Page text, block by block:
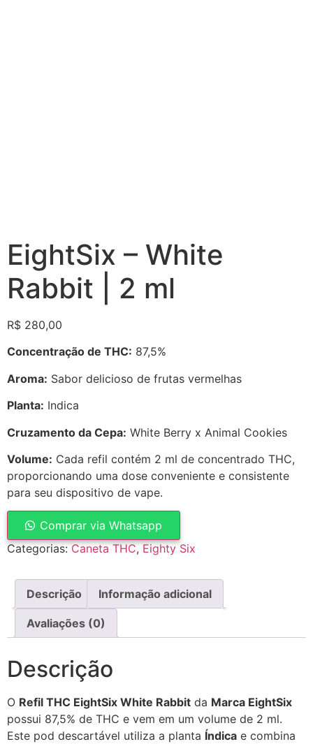
EightSix – White
Rabbit | 2 ml
R$ 280,00
Concentração de THC: 87,5%
Aroma: Sabor delicioso de frutas vermelhas
Planta: Indica
Cruzamento da Cepa: White Berry x Animal Cookies
Volume: Cada refil contém 2 ml de concentrado THC,
proporcionando uma dose conveniente e consistente
para seu dispositivo de vape.
Comprar via Whatsapp
Categorias: Caneta THC, Eighty Six
Descrição Informação adicional
Avaliações (0)
Descrição
O Refil THC EightSix White Rabbit da Marca EightSix
possui 87,5% de THC e vem em um volume de 2 ml.
Este pod descartável utiliza a planta Índica e combina